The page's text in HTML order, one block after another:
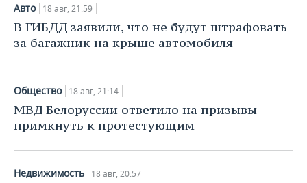
Авто 18 авг, 21:59
В ГИБДД заявили, что не будут штрафовать
за багажник на крыше автомобиля
Общество 18 авг, 21:14
МВД Белоруссии ответило на призывы
примкнуть к протестующим
Недвижимость 18 авг, 20:57